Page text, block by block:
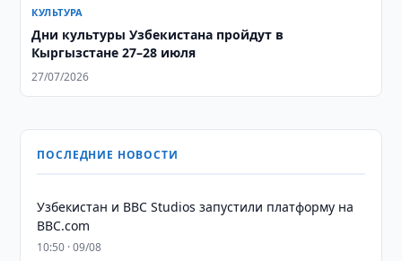
КУЛЬТУРА
Дни культуры Узбекистана пройдут в
Кыргызстане 27–28 июля
27/07/2026
ПОСЛЕДНИЕ НОВОСТИ
Узбекистан и BBC Studios запустили платформу на
BBC.com
10:50 · 09/08